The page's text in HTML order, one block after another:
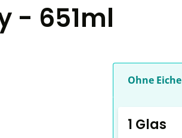
- 651ml
Ohne Eiche
1 Glas